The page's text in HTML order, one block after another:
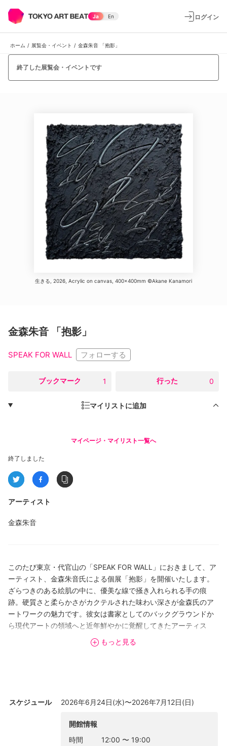
Ja En ログイン
ホーム / 展覧会・イベント / 金森朱音 「抱影」
終了した展覧会・イベントです
生きる, 2026, Acrylic on canvas, 400×400mm ©Akane Kanamori
金森朱音 「抱影」
SPEAK FOR WALL フォローする
ブックマーク 1 行った 0
マイリストに追加
マイページ・マイリスト一覧へ
終了しました
アーティスト
金森朱音
このたび東京・代官山の「SPEAK FOR WALL」におきまして、ア
ーティスト、金森朱音氏による個展「抱影」を開催いたします。
ざらつきのある絵肌の中に、優美な線で掻き入れられる手の痕
跡。硬質さと柔らかさがカクテルされた味わい深さが金森氏のア
ートワークの魅力です。彼女は書家としてのバックグラウンドか
ら現代アートの領域へと近年鮮やかに覚醒してきたアーティス
ト。墨の特質を援用し字を書き伝える技をドメインとして守りつ
つも、より自由な同時代的感性で「書く」「読む」の行為を再定
を表現するだけでなく、生命の連続や連なりを可視化しようとす
る野心的なコンセプトに支えられます。一般的な筆の運びの平面
的な動きだけでなく、上下動（凹凸）というディメンションにも
着目。身体の動きが本来持つ妙味を絵肌の美しさへと転送し、絵
もっと見る
スケジュール 2026年6月24日(水)〜2026年7月12日(日)
開館情報
時間
12:00 〜 19:00